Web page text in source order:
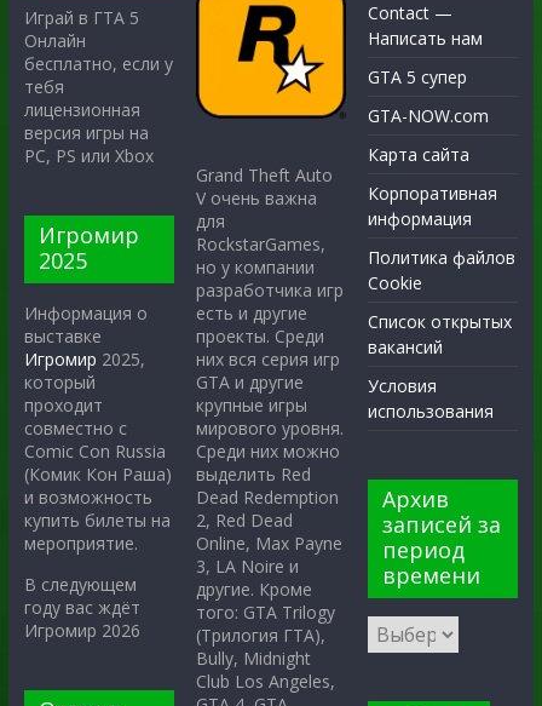
Играй в ГТА 5
Онлайн
бесплатно, если у
тебя
лицензионная
версия игры на
PC, PS или Xbox
Игромир
2025
Информация о
выставке
Игромир 2025,
который
проходит
совместно с
Comic Con Russia
(Комик Кон Раша)
и возможность
купить билеты на
мероприятие.
В следующем
году вас ждёт
Игромир 2026
Grand Theft Auto
V очень важна
для
RockstarGames,
но у компании
разработчика игр
есть и другие
проекты. Среди
них вся серия игр
GTA и другие
крупные игры
мирового уровня.
Среди них можно
выделить Red
Dead Redemption
2, Red Dead
Online, Max Payne
3, LA Noire и
другие. Кроме
того: GTA Trilogy
(Трилогия ГТА),
Bully, Midnight
Club Los Angeles,
Contact —
Написать нам
GTA 5 супер
GTA-NOW.com
Карта сайта
Корпоративная
информация
Политика файлов
Cookie
Список открытых
вакансий
Условия
использования
Архив
записей за
период
времени